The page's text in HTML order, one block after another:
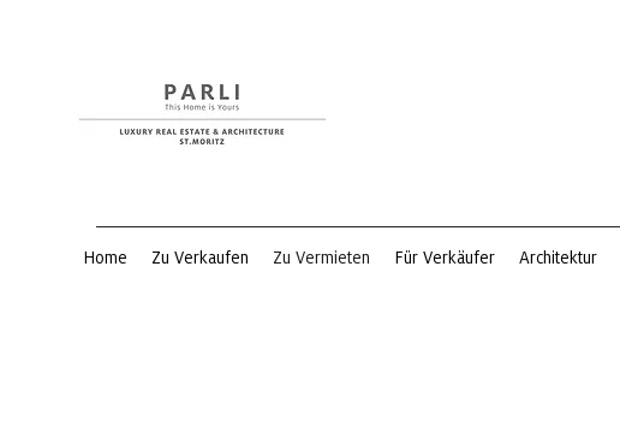
Home Zu Verkaufen Zu Vermieten Für Verkäufer Architektur